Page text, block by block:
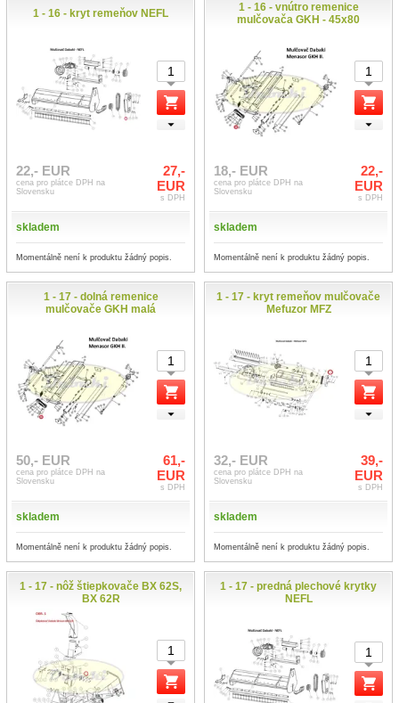
1 - 16 - kryt remeňov NEFL
22,- EUR
cena pro plátce DPH na
Slovensku
27,-
EUR
s DPH
skladem
Momentálně není k produktu žádný popis.
1 - 16 - vnútro remenice
mulčovača GKH - 45x80
18,- EUR
cena pro plátce DPH na
Slovensku
22,-
EUR
s DPH
skladem
Momentálně není k produktu žádný popis.
1 - 17 - dolná remenice
mulčovače GKH malá
50,- EUR
cena pro plátce DPH na
Slovensku
61,-
EUR
s DPH
skladem
Momentálně není k produktu žádný popis.
1 - 17 - kryt remeňov mulčovače
Mefuzor MFZ
32,- EUR
cena pro plátce DPH na
Slovensku
39,-
EUR
s DPH
skladem
Momentálně není k produktu žádný popis.
1 - 17 - nôž štiepkovače BX 62S,
BX 62R
1 - 17 - predná plechové krytky
NEFL